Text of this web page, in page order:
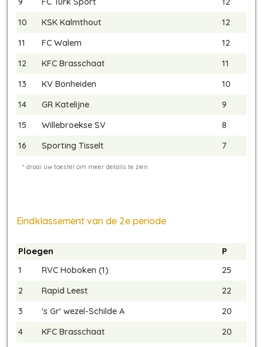
10
KSK Kalmthout
12
11
FC Walem
12
12
KFC Brasschaat
11
13
KV Bonheiden
10
14
GR Katelijne
9
15
Willebroekse SV
8
16
Sporting Tisselt 7
Eindklassement van de 2e periode
Ploegen
P
1
RVC Hoboken (1)
25
2
Rapid Leest
22
3
's Gr' wezel-Schilde A
20
4
KFC Brasschaat
20